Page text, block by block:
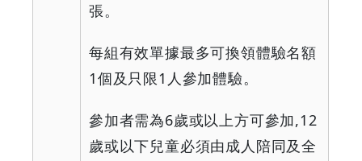
張。
每組有效單據最多可換領體驗名額
1個及只限1 人參加體驗。
參加者需為6歲或以上方可參加,12
歲或以下兒童必須由成人陪同及全